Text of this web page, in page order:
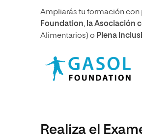
Ampliarás tu formación
Foundation, la Asociación
Alimentarios) o Plena
Realiza el